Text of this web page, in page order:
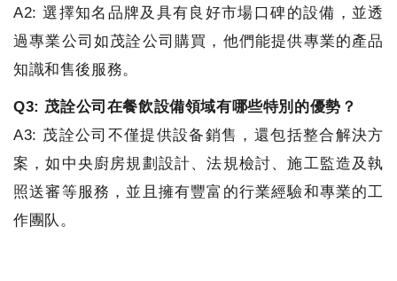
A2: 選擇知名品牌及具有良好市場口碑的設備，並透
過專業公司如茂詮公司購買，他們能提供專業的產品
知識和售後服務。
Q3: 茂詮公司在餐飲設備領域有哪些特別的優勢？
A3: 茂詮公司不僅提供設备銷售，還包括整合解決方
案，如中央廚房規劃設計、法規檢討、施工監造及執
照送審等服務，並且擁有豐富的行業經驗和專業的工
作團队。